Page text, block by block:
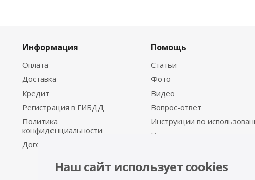
Информация
Оплата
Доставка
Кредит
Регистрация в ГИБДД
Политика
конфиденциальности
Договор-оферта
Помощь
Статьи
Фото
Видео
Вопрос-ответ
Инструкции по
Каталог производителя
Наш сайт использует cookies